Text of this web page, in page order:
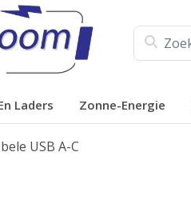
Laders Zonne-Energie
USB A-C